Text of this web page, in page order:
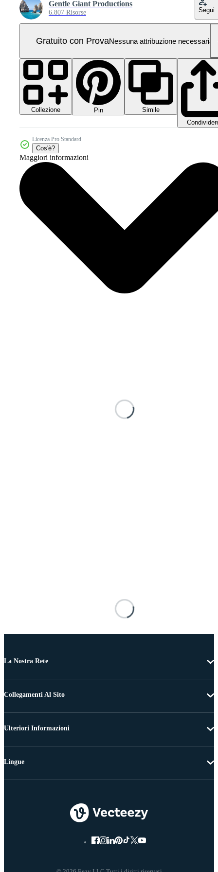
Gentle Giant Productions
6.807 Risorse Segui
Gratuito con ProvaNessuna attribuzione necessaria
Collezione Pin
Simile
Licenza Pro Standard
Cos'è?
Maggiori informazioni
La Nostra Rete
Collegamenti Al Sito
Ulteriori Informazioni
Lingue